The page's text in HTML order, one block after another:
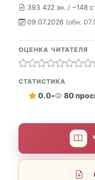
393 422 зн. / ~148
09.07.2026 (обн.
ОЦЕНКА ЧИТАТЕЛЯ
СТАТИСТИКА
0.0• 80